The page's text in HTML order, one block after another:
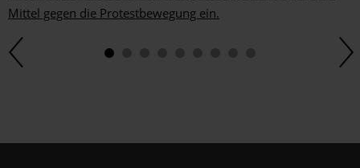
Mittel gegen die Protestbewegung ein.